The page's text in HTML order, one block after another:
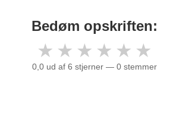
Bedøm opskriften:
★ ★ ★ ★ ★ ★
0,0 ud af 6 stjerner — 0 stemmer